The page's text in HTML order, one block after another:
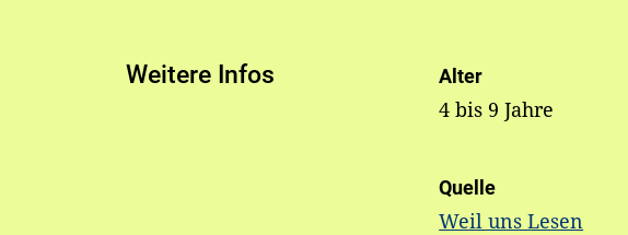
Weitere Infos Alter
4 bis 9 Jahre
Quelle
Weil uns Lesen